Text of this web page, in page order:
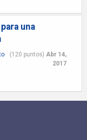
una
(120 puntos) Abr 14,
2017